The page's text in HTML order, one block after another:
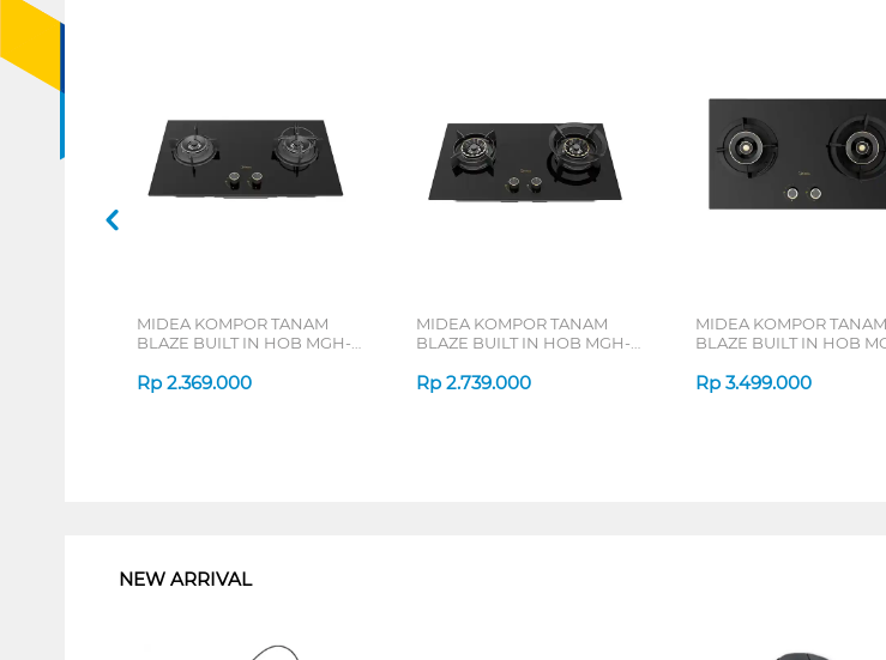
MIDEA KOMPOR TANAM
BLAZE BUILT IN HOB MGH-
Rp 2.369.000
MIDEA KOMPOR TANAM
BLAZE BUILT IN HOB MGH-
Rp 2.739.000
MIDEA KOMPOR TANAM
BLAZE BUILT IN HOB
Rp 3.499.000
NEW ARRIVAL